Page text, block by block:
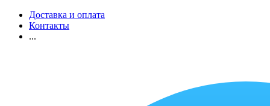
Доставка и оплата
Контакты
...